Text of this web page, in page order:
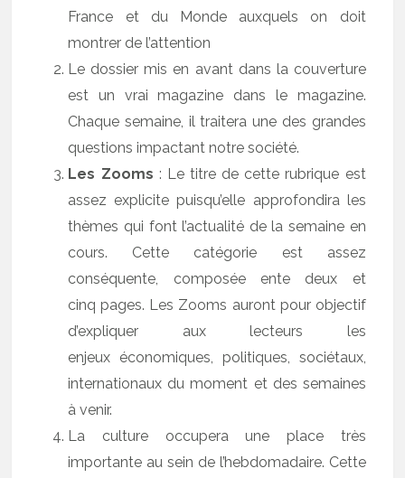
France et du Monde auxquels on doit
montrer de l’attention
Le dossier mis en avant dans la couverture
est un vrai magazine dans le magazine.
Chaque semaine, il traitera une des grandes
questions impactant notre société.
Les Zooms : Le titre de cette rubrique est
assez explicite puisqu’elle approfondira les
thèmes qui font l’actualité de la semaine en
cours. Cette catégorie est assez
conséquente, composée ente deux et
cinq pages. Les Zooms auront pour objectif
d’expliquer aux lecteurs les
enjeux économiques, politiques, sociétaux,
internationaux du moment et des semaines
à venir.
La culture occupera une place très
importante au sein de l’hebdomadaire. Cette